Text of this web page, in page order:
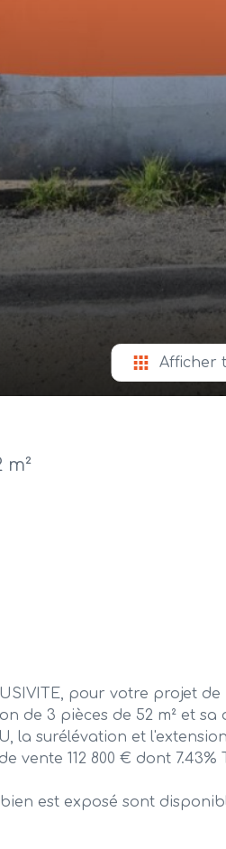
Afficher
m²
pour votre projet
de 3 pièces de 52 m² et
la surélévation et
vente 112 800 € dont
est exposé sont